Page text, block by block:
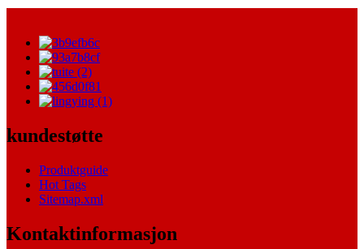
kundestøtte
Produktguide
Hot Tags
Sitemap.xml
Kontaktinformasjon